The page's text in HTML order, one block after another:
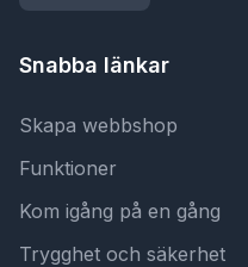
Snabba länkar
Skapa webbshop
Funktioner
Kom igång på en gång
Trygghet och säkerhet